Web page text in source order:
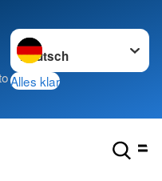
Sprache wechseln zu
Alles klar